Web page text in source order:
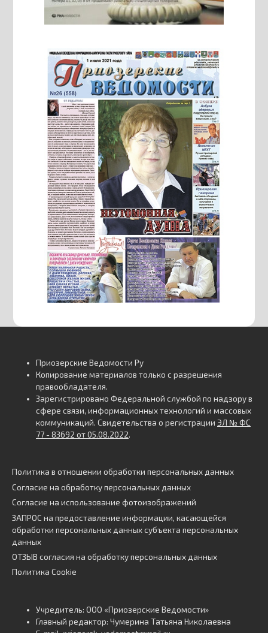
Приозерские Ведомости Ру
Копирование материалов только с разрешения
правообладателя.
Зарегистрировано Федеральной службой по надзору в
сфере связи, информационных технологий и массовых
коммуникаций. Свидетельства о регистрации ЭЛ № ФС
77 - 83692 от 05.08.2022.
Политика в отношении обработки персональных данных
Согласие на обработку персональных данных
Согласие на использование фотоизображений
ЗАПРОС на предоставление информации, касающейся
обработки персональных данных субъекта персональных
данных
ОТЗЫВ согласия на обработку персональных данных
Политика Cookie
Учредитель: ООО «Приозерские Ведомости»
Главный редактор: Чумерина Татьяна Николаевна